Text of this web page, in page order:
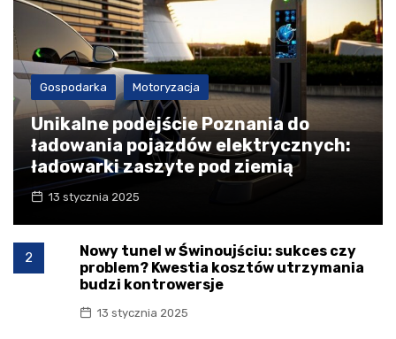
Gospodarka Motoryzacja
Unikalne podejście Poznania do
ładowania pojazdów elektrycznych:
ładowarki zaszyte pod ziemią
13 stycznia 2025
2
Nowy tunel w Świnoujściu: sukces czy
problem? Kwestia kosztów utrzymania
budzi kontrowersje
13 stycznia 2025